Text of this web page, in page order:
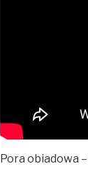
Pora obiadowa